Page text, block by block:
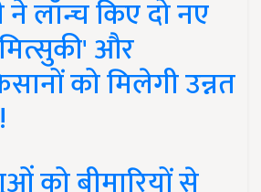
लॉन्च किए दो नए
और
को मिलेगी उन्नत